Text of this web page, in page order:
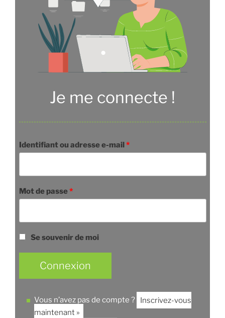
Je me connecte !
Identifiant ou adresse e-mail *
Mot de passe*
Se souvenir de moi
Vous n’avez pas de compte ?
Inscrivez-vous
maintenant »